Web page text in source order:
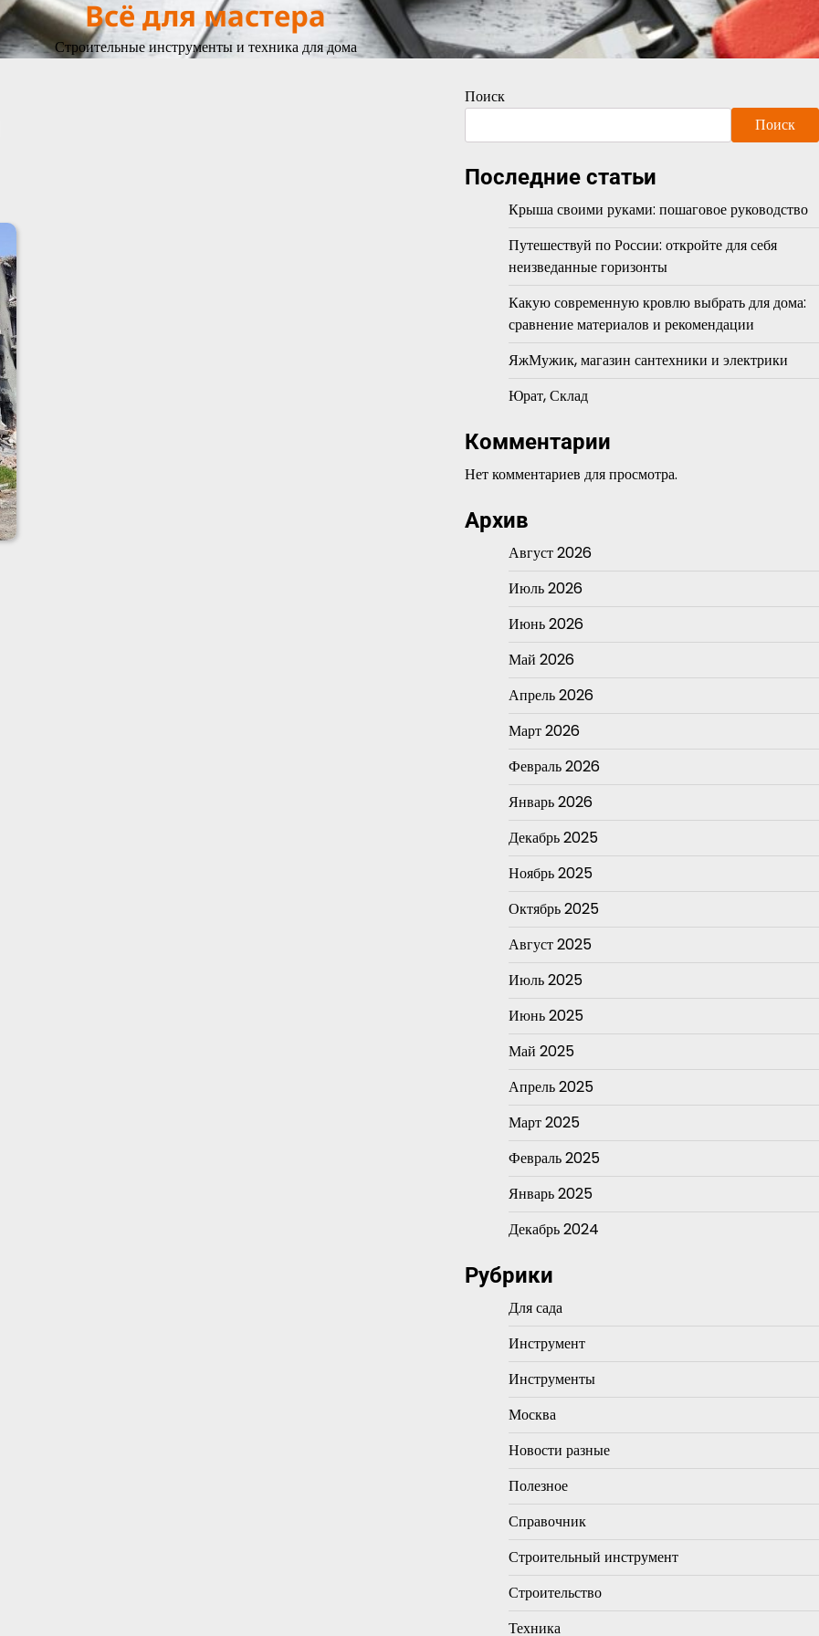
Всё для мастера
Строительные инструменты и техника для дома
Поиск
Поиск
Последние статьи
Крыша своими руками: пошаговое руководство
Путешествуй по России: откройте для себя
неизведанные горизонты
Какую современную кровлю выбрать для дома:
сравнение материалов и рекомендации
ЯжМужик, магазин сантехники и электрики
Юрат, Склад
Комментарии
Нет комментариев для просмотра.
Архив
Август 2026
Июль 2026
Июнь 2026
Май 2026
Апрель 2026
Март 2026
Февраль 2026
Январь 2026
Декабрь 2025
Ноябрь 2025
Октябрь 2025
Август 2025
Июль 2025
Июнь 2025
Май 2025
Апрель 2025
Март 2025
Февраль 2025
Январь 2025
Декабрь 2024
Рубрики
Для сада
Инструмент
Инструменты
Москва
Новости разные
Полезное
Справочник
Строительный инструмент
Строительство
Техника